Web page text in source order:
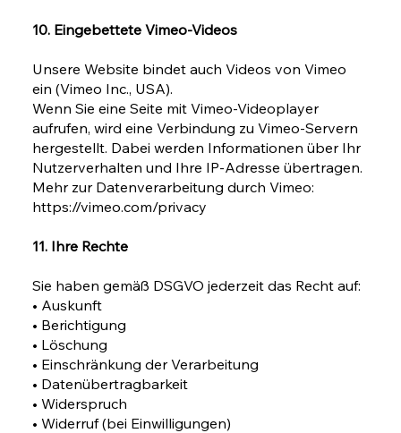
10. Eingebettete Vimeo-Videos
Unsere Website bindet auch Videos von Vimeo
ein (Vimeo Inc., USA).
Wenn Sie eine Seite mit Vimeo-Videoplayer
aufrufen, wird eine Verbindung zu Vimeo-Servern
hergestellt. Dabei werden Informationen über Ihr
Nutzerverhalten und Ihre IP-Adresse übertragen.
Mehr zur Datenverarbeitung durch Vimeo:
https://vimeo.com/privacy
11. Ihre Rechte
Sie haben gemäß DSGVO jederzeit das Recht auf:
• Auskunft
• Berichtigung
• Löschung
• Einschränkung der Verarbeitung
• Datenübertragbarkeit
• Widerspruch
• Widerruf (bei Einwilligungen)